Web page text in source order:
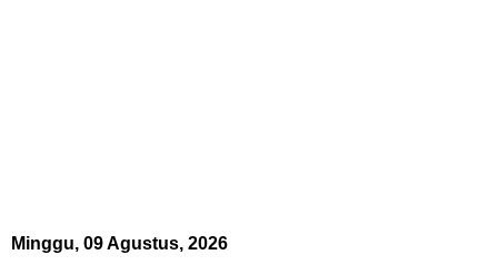
Minggu, 09 Agustus, 2026